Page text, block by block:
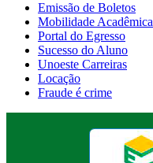
Emissão de Boletos
Mobilidade Acadêmica
Portal do Egresso
Sucesso do Aluno
Unoeste Carreiras
Locação
Fraude é crime